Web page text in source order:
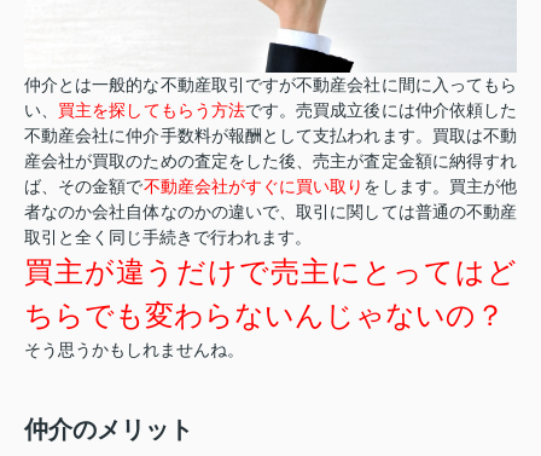
仲介とは一般的な不動産取引ですが不動産会社に間に入ってもら
い、 買主を探してもらう方法です。売買成立後には仲介依頼した
不動産会社に仲介手数料が報酬として支払われます。買取は不動
産会社が買取のための査定をした後、売主が査定金額に納得すれ
ば、その金額で不動産会社がすぐに買い取り をします。買主が他
者なのか会社自体なのかの違いで、取引に関しては普通の不動産
取引と全く同じ手続きで行われます。
買主が違うだけで売主にとってはど
ちらでも変わらないんじゃないの？
そう思うかもしれませんね。
仲介のメリット